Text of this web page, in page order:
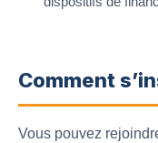
Comment
Vous pouvez